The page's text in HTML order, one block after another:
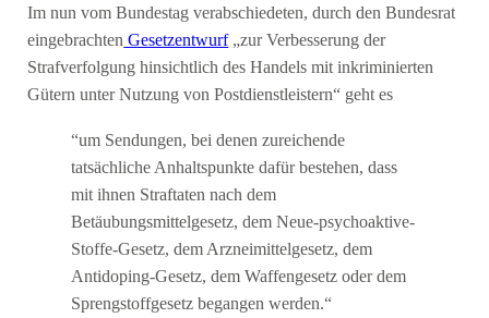
Im nun vom Bundestag verabschiedeten, durch den Bundesrat
eingebrachten Gesetzentwurf„zur Verbesserung der
Strafverfolgung hinsichtlich des Handels mit inkriminierten
Gütern unter Nutzung von Postdienstleistern“ geht es
“um Sendungen, bei denen zureichende
tatsächliche Anhaltspunkte dafür bestehen, dass
mit ihnen Straftaten nach dem
Betäubungsmittelgesetz, dem Neue-psychoaktive-
Stoffe-Gesetz, dem Arzneimittelgesetz, dem
Antidoping-Gesetz, dem Waffengesetz oder dem
Sprengstoffgesetz begangen werden.“